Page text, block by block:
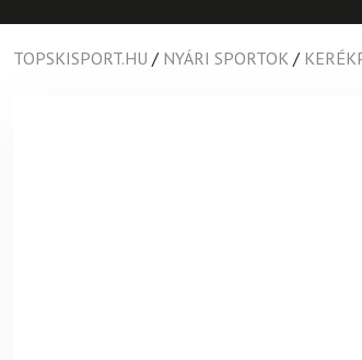
TOPSKISPORT.HU / NYÁRI SPORTOK /